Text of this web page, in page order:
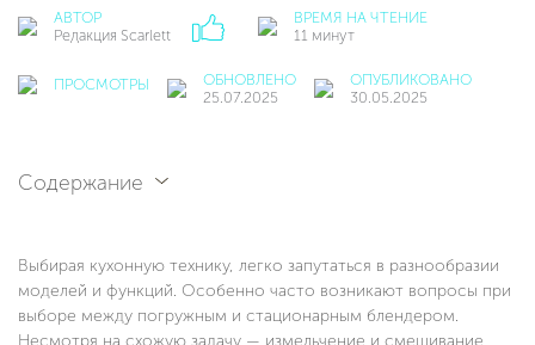
АВТОР
Редакция Scarlett
ВРЕМЯ НА ЧТЕНИЕ
11 минут
ПРОСМОТРЫ
ОБНОВЛЕНО
25.07.2025
ОПУБЛИКОВАНО
30.05.2025
Содержание
Выбирая кухонную технику, легко запутаться в разнообразии
моделей и функций. Особенно часто возникают вопросы при
выборе между погружным и стационарным блендером.